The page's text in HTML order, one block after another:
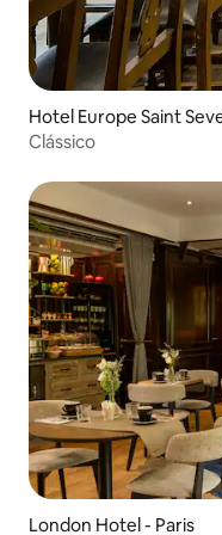
Hotel Europe Saint
Clássico
London Hotel - Paris